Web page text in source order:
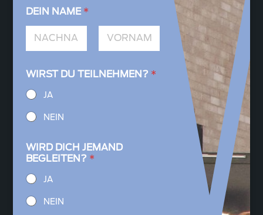
DEIN NAME *
WIRST DU TEILNEHMEN? *
JA
NEIN
WIRD DICH JEMAND
BEGLEITEN? *
JA
NEIN